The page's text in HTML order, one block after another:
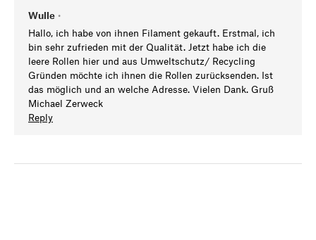
Wulle •
Hallo, ich habe von ihnen Filament gekauft. Erstmal, ich
bin sehr zufrieden mit der Qualität. Jetzt habe ich die
leere Rollen hier und aus Umweltschutz/ Recycling
Gründen möchte ich ihnen die Rollen zurücksenden. Ist
das möglich und an welche Adresse. Vielen Dank. Gruß
Michael Zerweck
Reply